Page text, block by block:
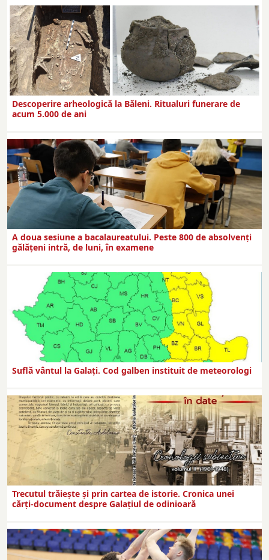
Descoperire arheologică la Băleni. Ritualuri funerare de
acum 5.000 de ani
A doua sesiune a bacalaureatului. Peste 800 de absolvenţi
gălăţeni intră, de luni, în examene
Suflă vântul la Galaţi. Cod galben instituit de meteorologi
Trecutul trăiește și prin cartea de istorie. Cronica unei
cărți-document despre Galațiul de odinioară